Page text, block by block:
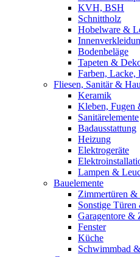
KVH, BSH
Schnittholz
Hobelware &
Bodenbeläge
Tapeten &
Farben, Lacke,
Fliesen, Sanitär &
Keramik
Kleben, Fugen
Sanitärelemente
Badausstattung
Heizung
Elektrogeräte
Lampen &
Bauelemente
Zimmertüren &
Sonstige Türen
Garagentore &
Fenster
Küche
Schwimmbad